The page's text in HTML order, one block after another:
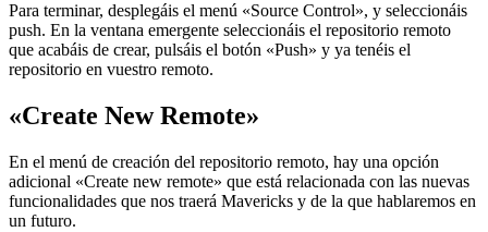
Para terminar, desplegáis el menú «Source Control», y seleccionáis
push. En la ventana emergente seleccionáis el repositorio remoto
que acabáis de crear, pulsáis el botón «Push» y ya tenéis el
repositorio en vuestro remoto.
«Create New Remote»
En el menú de creación del repositorio remoto, hay una opción
adicional «Create new remote» que está relacionada con las nuevas
funcionalidades que nos traerá Mavericks y de la que hablaremos en
un futuro.